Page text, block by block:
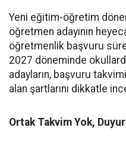
Yeni eğitim-öğretim
öğretmen adayının
öğretmenlik başvuru
2027 döneminde
adayların, başvuru
alan şartlarını dikkatle
Ortak Takvim Yok,